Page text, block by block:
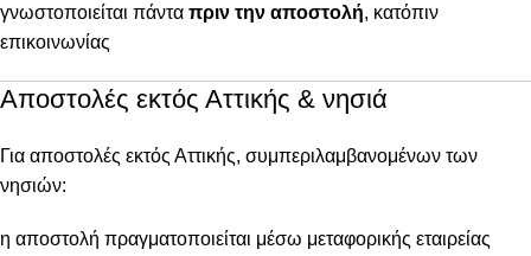
γνωστοποιείται πάντα πριν την αποστολή, κατόπιν
επικοινωνίας
Αποστολές εκτός Αττικής & νησιά
Για αποστολές εκτός Αττικής, συμπεριλαμβανομένων των
νησιών:
η αποστολή πραγματοποιείται μέσω μεταφορικής εταιρείας